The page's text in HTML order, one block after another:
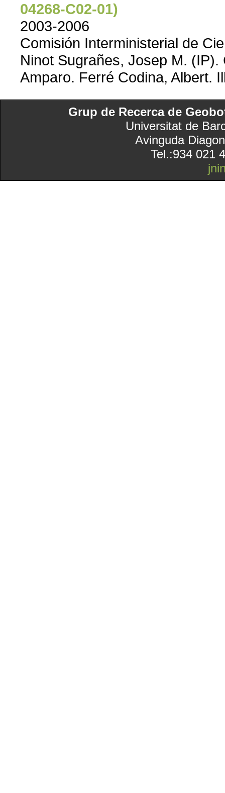
04268-C02-01)
2003-2006
Comisión Interministerial de
Ninot Sugrañes, Josep M.
Amparo. Ferré Codina, Albert.
Grup de Recerca de
Universitat de
Avinguda
Tel.:934 021